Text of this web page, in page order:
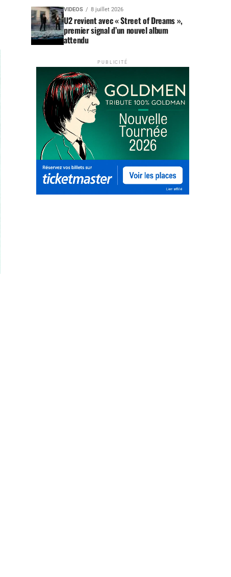
VIDEOS 8 juillet 2026
U2 revient avec « Street of Dreams »,
premier signal d’un nouvel album
attendu
PUBLICITÉ